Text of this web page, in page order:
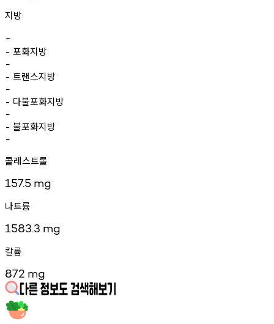
지방
-
- 포화지방
-
- 트랜스지방
-
- 다불포화지방
-
- 불포화지방
-
콜레스트롤
157.5 mg
나트륨
1583.3 mg
칼륨
872 mg